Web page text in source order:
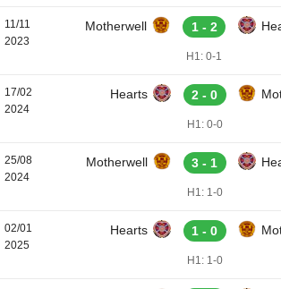
11/11
2023
Motherwell 1 - 2
H1: 0-1
17/02
2024
Hearts 2 - 0
H1: 0-0
25/08
2024
Motherwell 3 - 1
H1: 1-0
02/01
2025
Hearts 1 - 0
H1: 1-0